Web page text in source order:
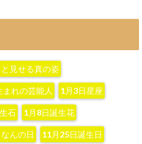
見せる真の姿
まれの芸能人 1月3日星座
石 1月8日誕生花
んの日 11月25日誕生日